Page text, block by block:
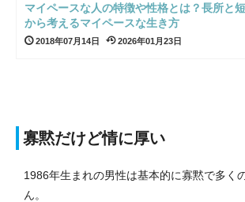
マイペースな人の特徴や性格とは？長所と
から考えるマイペースな生き方
2018年07月14日 2026年01月23日
寡黙だけど情に厚い
1986年生まれの男性は基本的に寡黙で多く
ん。